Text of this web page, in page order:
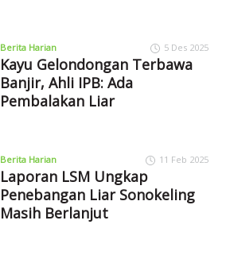
Berita Harian 5 Des 2025
Kayu Gelondongan Terbawa
Banjir, Ahli IPB: Ada
Pembalakan Liar
Berita Harian 11 Feb 2025
Laporan LSM Ungkap
Penebangan Liar Sonokeling
Masih Berlanjut